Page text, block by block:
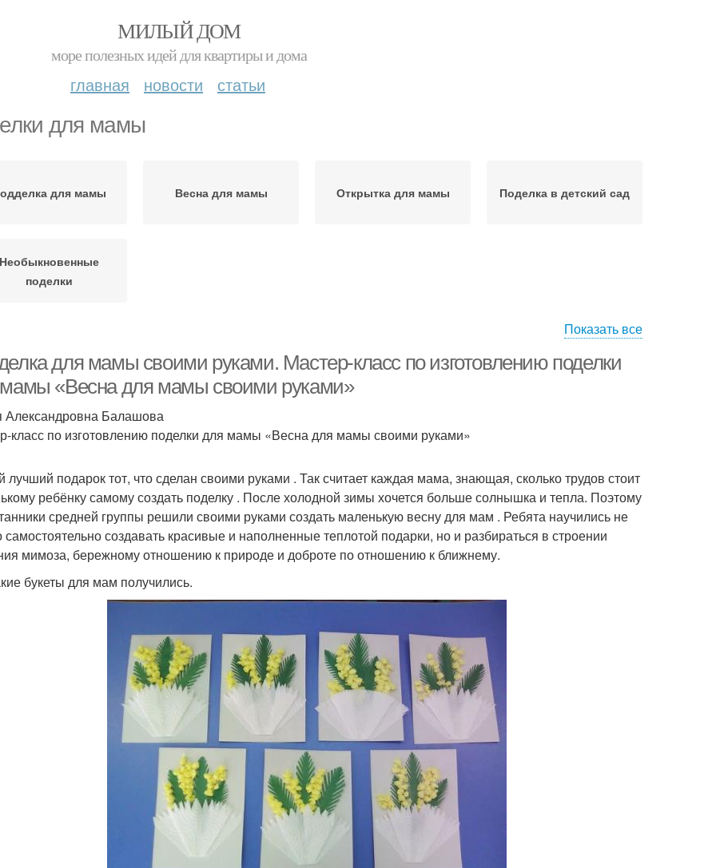
МИЛЫЙ ДОМ
море полезных идей для квартиры и дома
главная новости статьи
для мамы
для мамы Весна для мамы Открытка для мамы Поделка в детский сад
Необыкновенные
поделки
Показать все
для мамы своими руками. Мастер-класс по изготовлению поделки
«Весна для мамы своими руками»
Александровна Балашова
класс по изготовлению поделки для мамы «Весна для мамы своими руками»
подарок тот, что сделан своими руками . Так считает каждая мама, знающая, сколько трудов стоит
ребёнку самому создать поделку . После холодной зимы хочется больше солнышка и тепла. Поэтому
средней группы решили своими руками создать маленькую весну для мам . Ребята научились не
самостоятельно создавать красивые и наполненные теплотой подарки, но и разбираться в строении
мимоза, бережному отношению к природе и доброте по отношению к ближнему.
букеты для мам получились.